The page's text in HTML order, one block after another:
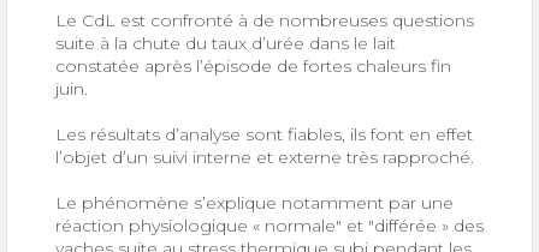
Le CdL est confronté à de nombreuses questions
suite à la chute du taux d’urée dans le lait
constatée après l’épisode de fortes chaleurs fin
juin.
Les résultats d’analyse sont fiables, ils font en effet
l’objet d’un suivi interne et externe très rapproché.
Le phénomène s’explique notamment par une
réaction physiologique « normale" et "différée » des